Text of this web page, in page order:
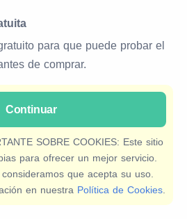
para que puede probar el
de comprar.
mejorar sus comunicaciones
darle soporte de nuestra API
Continuar
SOBRE COOKIES: Este sitio
para ofrecer un mejor servicio.
que acepta su uso.
en nuestra Política de Cookies